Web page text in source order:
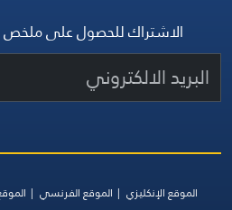
الاشتراك للحصول على
الموقع الإنكليزي الموقع الفرنسي